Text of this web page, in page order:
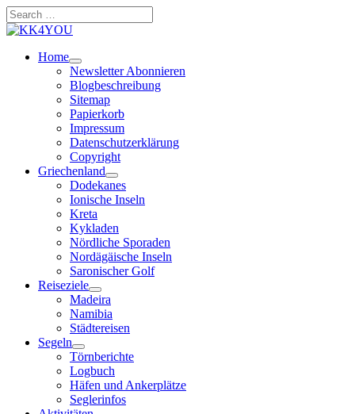
Zum
Inhalt
Search
…
Home
Newsletter Abonnieren
Blogbeschreibung
Sitemap
Papierkorb
Impressum
Datenschutzerklärung
Copyright
Griechenland
Dodekanes
Ionische Inseln
Kreta
Kykladen
Nördliche Sporaden
Nordägäische Inseln
Saronischer Golf
Reiseziele
Madeira
Namibia
Städtereisen
Segeln
Törnberichte
Logbuch
Häfen und Ankerplätze
Seglerinfos